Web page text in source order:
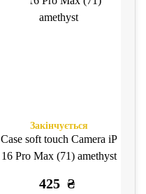
Закінчується
Case soft touch Camera iP
16 Pro Max (71) amethyst
425 ₴